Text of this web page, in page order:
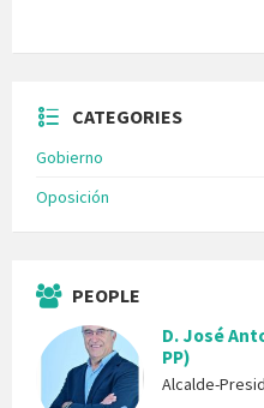
CATEGORIES
Gobierno
Oposición
PEOPLE
D. José
PP)
Alcalde-